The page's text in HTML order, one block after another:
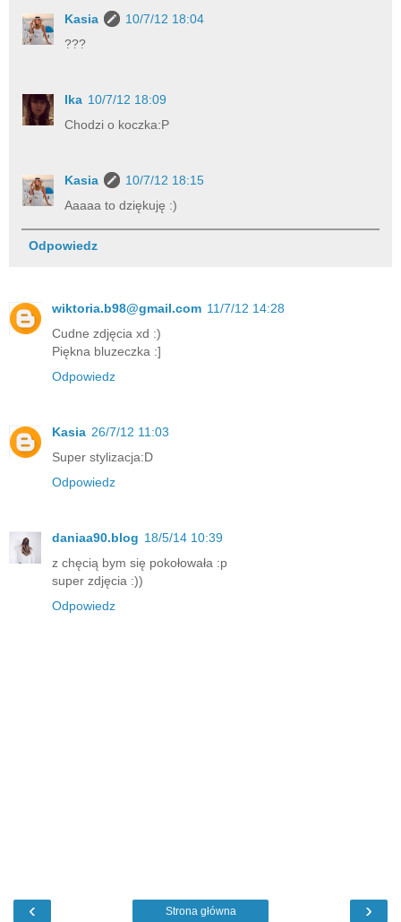
Kasia
10/7/12 18:04
???
Ika 10/7/12 18:09
Chodzi o koczka:P
Kasia
10/7/12 18:15
Aaaaa to dziękuję :)
Odpowiedz
wiktoria.b98@gmail.com 11/7/12 14:28
Cudne zdjęcia xd :)
Piękna bluzeczka :]
Odpowiedz
Kasia 26/7/12 11:03
Super stylizacja:D
Odpowiedz
daniaa90.blog 18/5/14 10:39
z chęcią bym się pokołowała :p
super zdjęcia :))
Odpowiedz
‹ ›
Strona główna